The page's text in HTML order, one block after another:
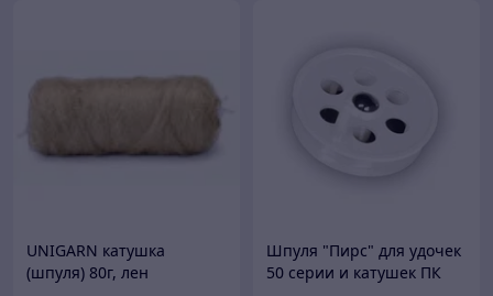
UNIGARN катушка
(шпуля) 80г, лен
Шпуля "Пирс" для удочек
50 серии и катушек ПК